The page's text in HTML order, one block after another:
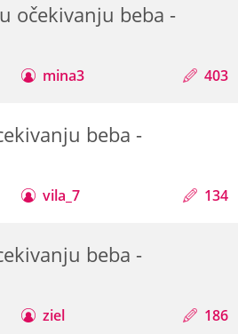
očekivanju beba -
mina3 403
beba -
vila_7 134
beba -
ziel 186